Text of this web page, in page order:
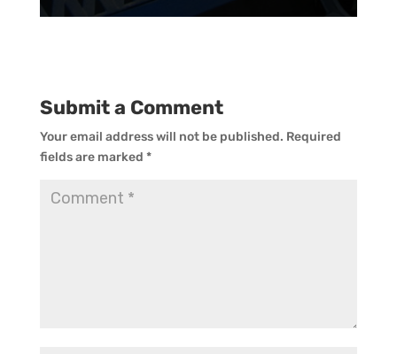
Submit a Comment
Your email address will not be published. Required
fields are marked *